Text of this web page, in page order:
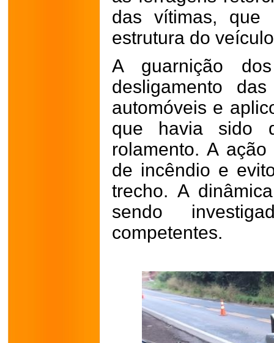
das vítimas, que
estrutura do
A guarnição
desligamento
automóveis e
que havia sido
rolamento. A
de incêndio e
trecho. A
sendo
competentes.